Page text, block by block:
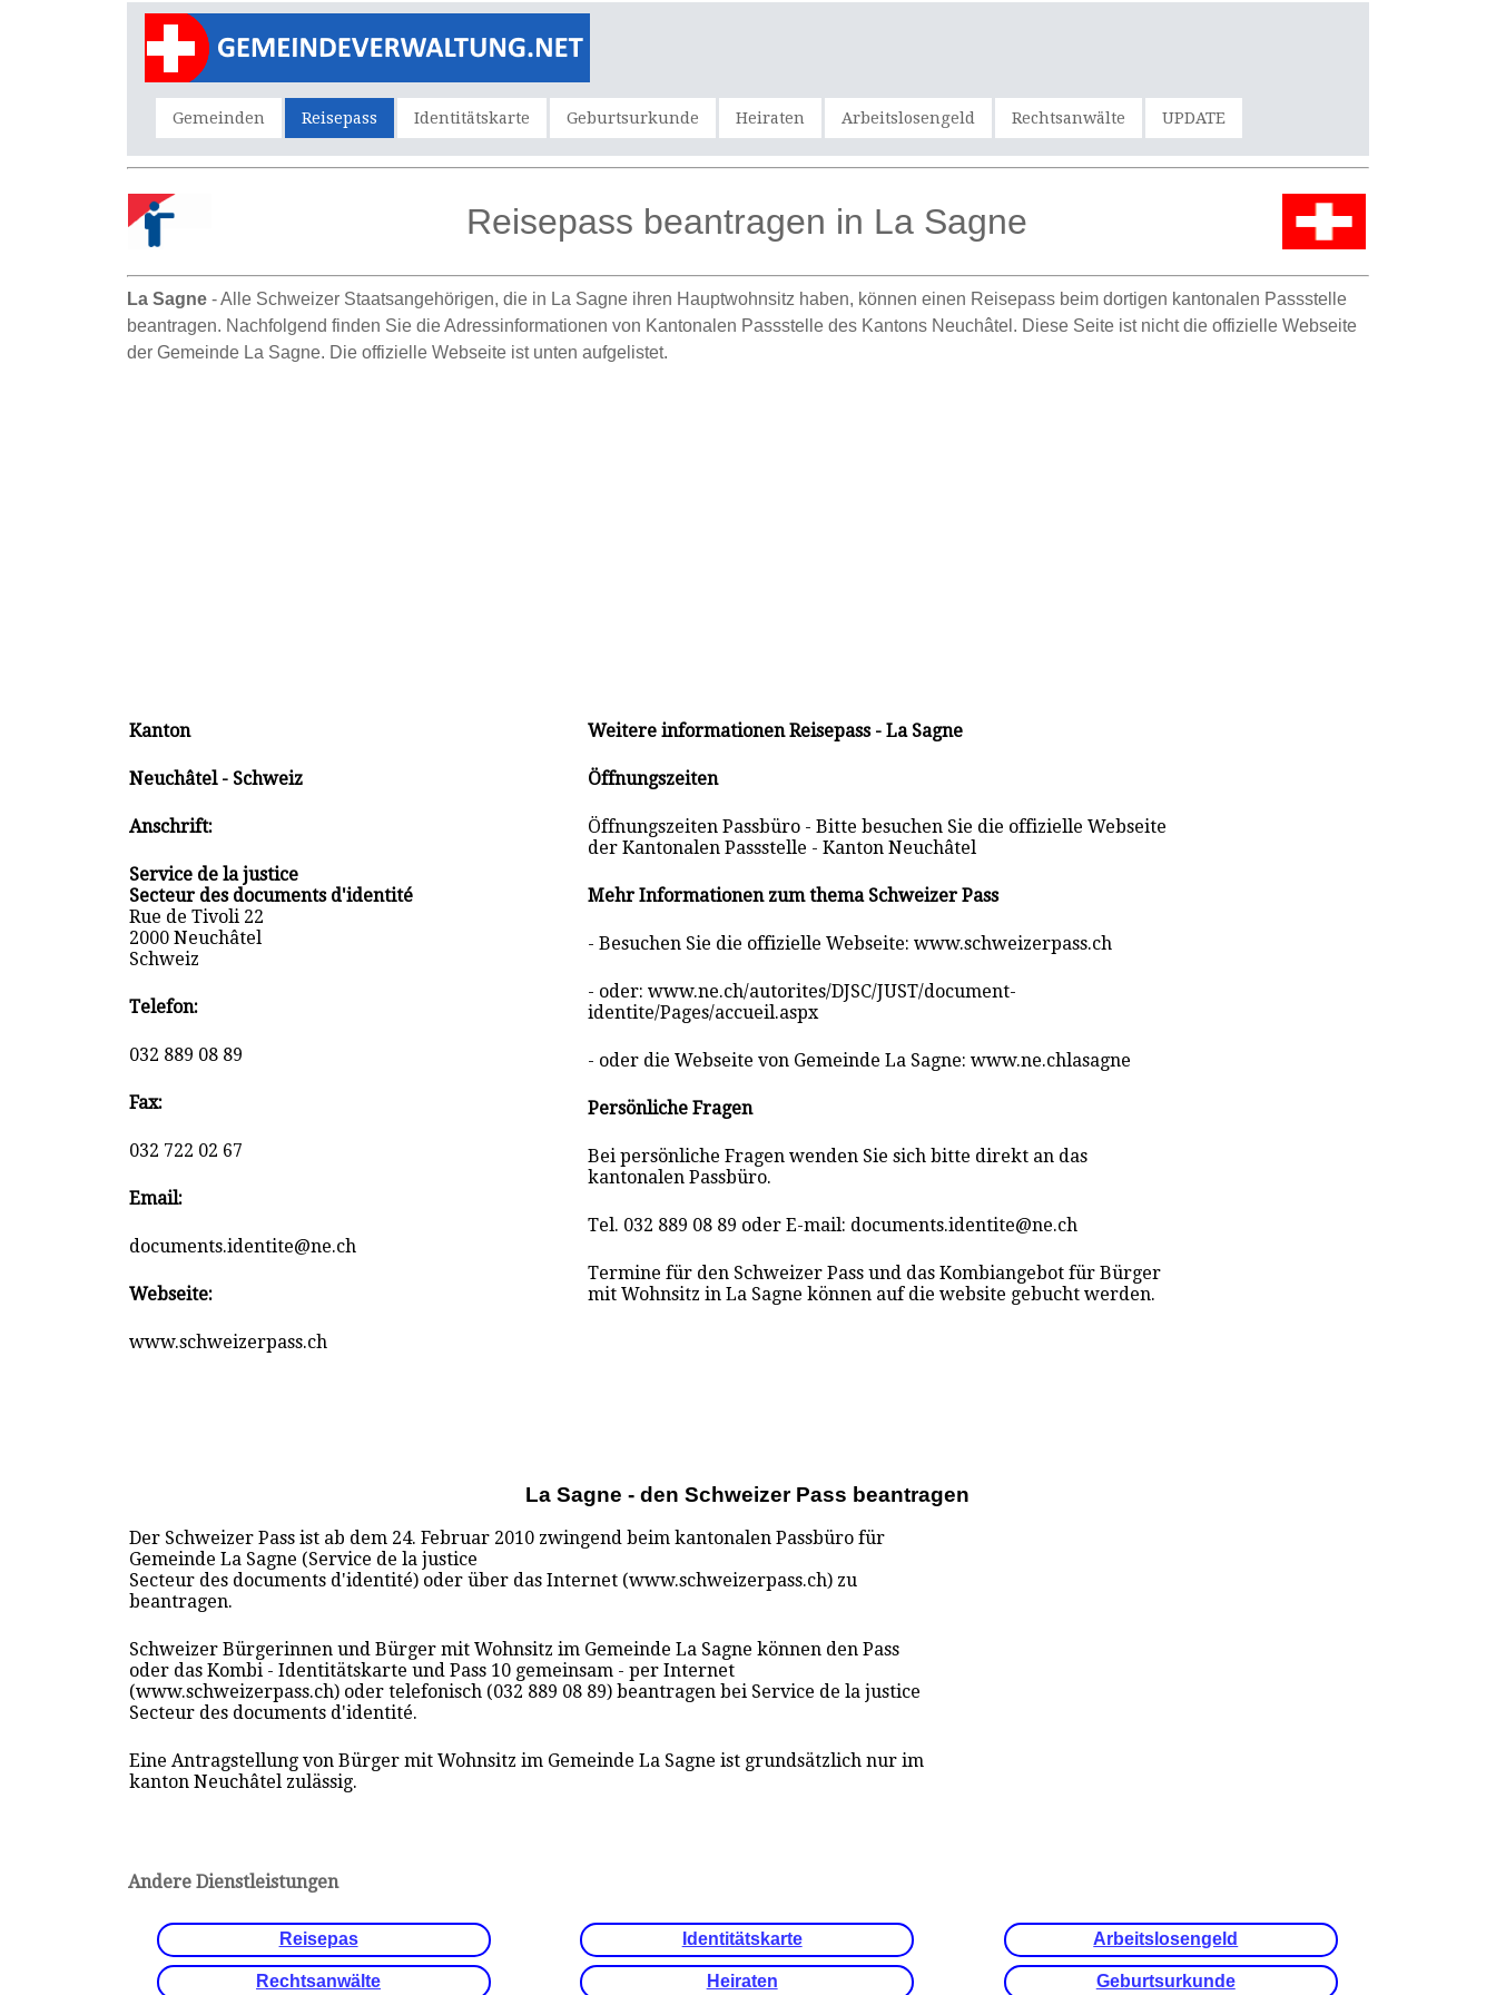
Gemeinden Reisepass Identitätskarte Geburtsurkunde Heiraten Arbeitslosengeld Rechtsanwälte UPDATE
Reisepass beantragen in La Sagne
La Sagne - Alle Schweizer Staatsangehörigen, die in La Sagne ihren Hauptwohnsitz haben, können einen Reisepass beim dortigen kantonalen Passstelle
beantragen. Nachfolgend finden Sie die Adressinformationen von Kantonalen Passstelle des Kantons Neuchâtel. Diese Seite ist nicht die offizielle Webseite
der Gemeinde La Sagne. Die offizielle Webseite ist unten aufgelistet.
Kanton
Neuchâtel - Schweiz
Anschrift:
Service de la justice
Secteur des documents d'identité
Rue de Tivoli 22
2000 Neuchâtel
Schweiz
Telefon:
032 889 08 89
Fax:
032 722 02 67
Email:
documents.identite@ne.ch
Webseite:
www.schweizerpass.ch
Weitere informationen Reisepass - La Sagne
Öffnungszeiten
Öffnungszeiten Passbüro - Bitte besuchen Sie die offizielle Webseite
der Kantonalen Passstelle - Kanton Neuchâtel
Mehr Informationen zum thema Schweizer Pass
- Besuchen Sie die offizielle Webseite: www.schweizerpass.ch
- oder: www.ne.ch/autorites/DJSC/JUST/document-
identite/Pages/accueil.aspx
- oder die Webseite von Gemeinde La Sagne: www.ne.chlasagne
Persönliche Fragen
Bei persönliche Fragen wenden Sie sich bitte direkt an das
kantonalen Passbüro.
Tel. 032 889 08 89 oder E-mail: documents.identite@ne.ch
Termine für den Schweizer Pass und das Kombiangebot für Bürger
mit Wohnsitz in La Sagne können auf die website gebucht werden.
La Sagne - den Schweizer Pass beantragen
Der Schweizer Pass ist ab dem 24. Februar 2010 zwingend beim kantonalen Passbüro für
Gemeinde La Sagne (Service de la justice
Secteur des documents d'identité) oder über das Internet (www.schweizerpass.ch) zu
beantragen.
Schweizer Bürgerinnen und Bürger mit Wohnsitz im Gemeinde La Sagne können den Pass
oder das Kombi - Identitätskarte und Pass 10 gemeinsam - per Internet
(www.schweizerpass.ch) oder telefonisch (032 889 08 89) beantragen bei Service de la justice
Secteur des documents d'identité.
Eine Antragstellung von Bürger mit Wohnsitz im Gemeinde La Sagne ist grundsätzlich nur im
kanton Neuchâtel zulässig.
Andere Dienstleistungen
Reisepas Identitätskarte Arbeitslosengeld
Rechtsanwälte Heiraten Geburtsurkunde